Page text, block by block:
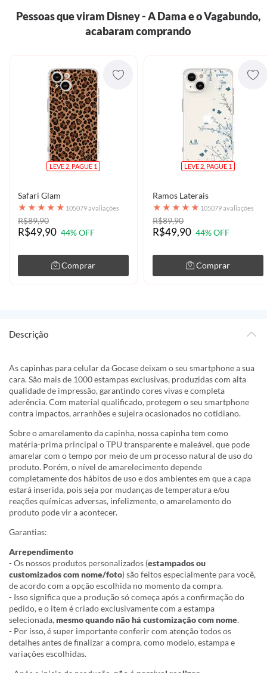
Pessoas que viram Disney - A Dama e o Vagabundo,
acabaram comprando
LEVE 2, PAGUE 1
Safari Glam
★ ★ ★ ★ ★ 105079 avaliações
R$89,90
R$49,90 44% OFF
Comprar
LEVE 2, PAGUE 1
Ramos Laterais
★ ★ ★ ★ ★ 105079 avaliações
R$89,90
R$49,90 44% OFF
Comprar
Descrição
As capinhas para celular da Gocase deixam o seu smartphone a sua
cara. São mais de 1000 estampas exclusivas, produzidas com alta
qualidade de impressão, garantindo cores vivas e completa
aderência. Com material qualificado, protegem o seu smartphone
contra impactos, arranhões e sujeira ocasionados no cotidiano.
Sobre o amarelamento da capinha, nossa capinha tem como
matéria-prima principal o TPU transparente e maleável, que pode
amarelar com o tempo por meio de um processo natural de uso do
produto. Porém, o nível de amarelecimento depende
completamente dos hábitos de uso e dos ambientes em que a capa
estará inserida, pois seja por mudanças de temperatura e/ou
reações químicas adversas, infelizmente, o amarelamento do
produto pode vir a acontecer.
Garantias:
Arrependimento
- Os nossos produtos personalizados (estampados ou
customizados com nome/foto) são feitos especialmente para você,
de acordo com a opção escolhida no momento da compra.
- Isso significa que a produção só começa após a confirmação do
pedido, e o item é criado exclusivamente com a estampa
selecionada,mesmo quando não há customização com nome.
- Por isso, é super importante conferir com atenção todos os
detalhes antes de finalizar a compra, como modelo, estampa e
variações escolhidas.